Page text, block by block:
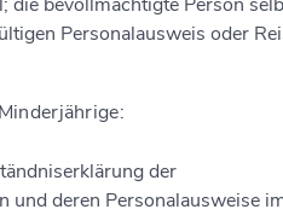
Personalausweis oder
der
und deren Personalausweise